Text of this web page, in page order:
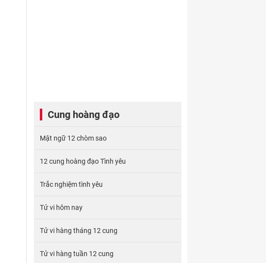
Cung hoàng đạo
Mật ngữ 12 chòm sao
12 cung hoàng đạo Tình yêu
Trắc nghiệm tình yêu
Tử vi hôm nay
Tử vi hàng tháng 12 cung
Tử vi hàng tuần 12 cung